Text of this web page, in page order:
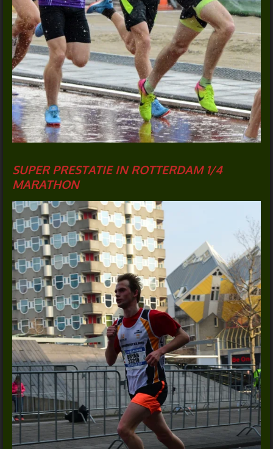
SUPER PRESTATIE IN ROTTERDAM 1/4
MARATHON